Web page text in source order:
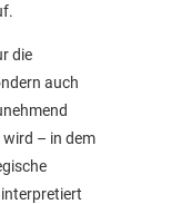
die
auch
– in dem